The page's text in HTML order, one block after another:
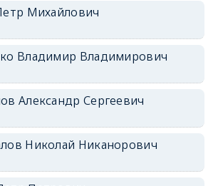
Михайлович
Владимир Владимирович
Александр Сергеевич
Николай Никанорович